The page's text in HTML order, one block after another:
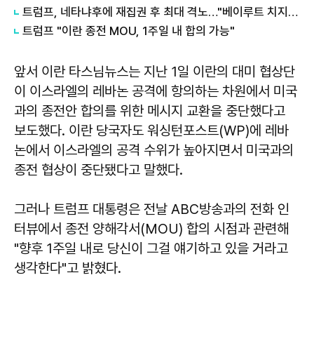
트럼프, 네타냐후에 재집권 후 최대 격노…"베이루트 치지 마라"
트럼프 "이란 종전 MOU, 1주일 내 합의 가능"
앞서 이란 타스님뉴스는 지난 1일 이란의 대미 협상단
이 이스라엘의 레바논 공격에 항의하는 차원에서 미국
과의 종전안 합의를 위한 메시지 교환을 중단했다고
보도했다. 이란 당국자도 워싱턴포스트(WP)에 레바
논에서 이스라엘의 공격 수위가 높아지면서 미국과의
종전 협상이 중단됐다고 말했다.
그러나 트럼프 대통령은 전날 ABC방송과의 전화 인
터뷰에서 종전 양해각서(MOU) 합의 시점과 관련해
"향후 1주일 내로 당신이 그걸 얘기하고 있을 거라고
생각한다"고 밝혔다.